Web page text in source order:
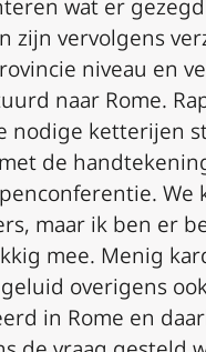
wat er
zijn vervolgens
niveau en
naar Rome.
nodige ketterijen
de
We
maar ik ben er
mee. Menig
overigens
in Rome en